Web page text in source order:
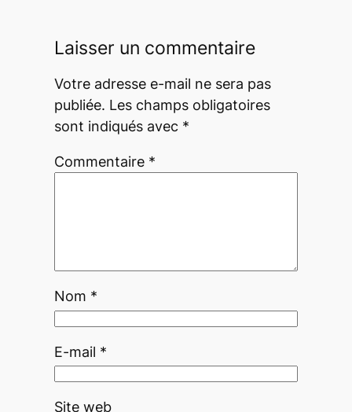
Laisser un commentaire
Votre adresse e-mail ne sera pas
publiée. Les champs obligatoires
sont indiqués avec *
Commentaire *
Nom *
E-mail *
Site web